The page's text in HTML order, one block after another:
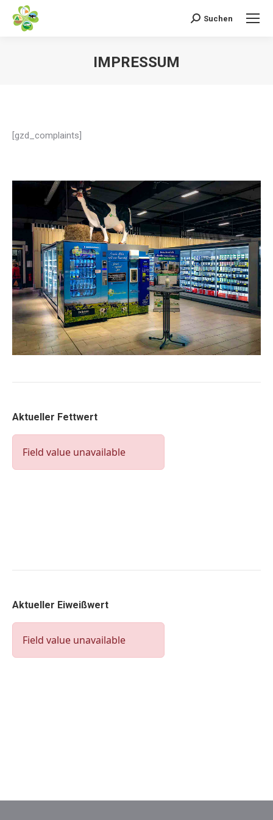
Search:
Suchen
IMPRESSUM
[gzd_complaints]
Aktueller Fettwert
Aktueller Eiweißwert